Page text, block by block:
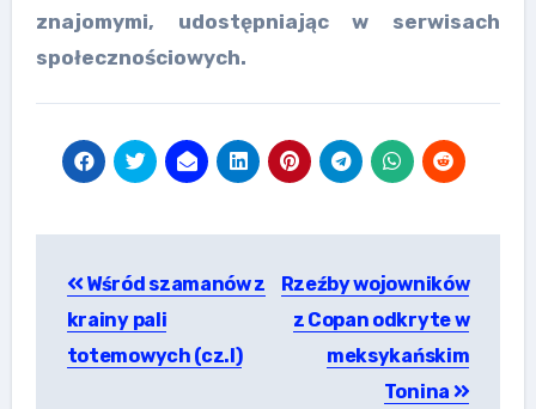
znajomymi, udostępniając w serwisach
społecznościowych.
wpisu
Wśród szamanów z
krainy pali
totemowych (cz.I)
Rzeźby wojowników
z Copan odkryte w
meksykańskim
Tonina